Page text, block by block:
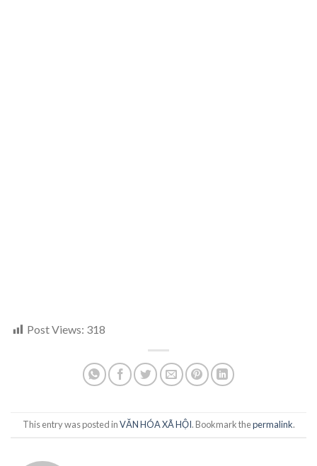
Post Views: 318
This entry was posted inVĂN HÓA XÃ HỘI. Bookmark thepermalink.